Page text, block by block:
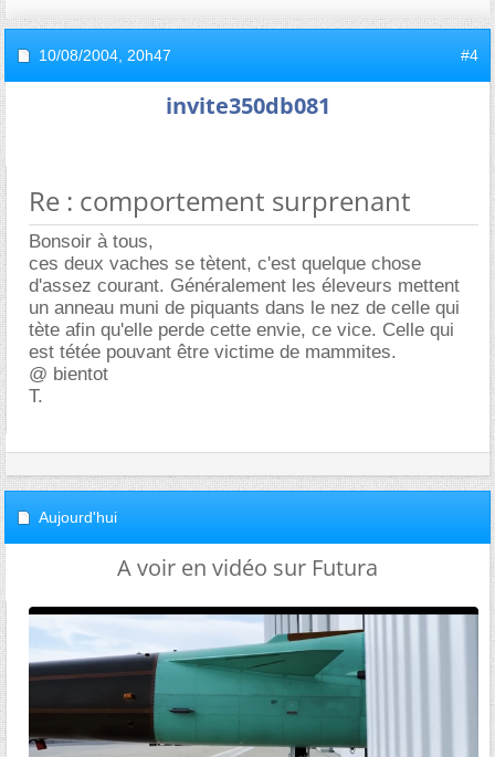
10/08/2004, 20h47 #4
invite350db081
Re : comportement surprenant
Bonsoir à tous,
ces deux vaches se tètent, c'est quelque chose
d'assez courant. Généralement les éleveurs mettent
un anneau muni de piquants dans le nez de celle qui
tète afin qu'elle perde cette envie, ce vice. Celle qui
est tétée pouvant être victime de mammites.
@ bientot
T.
Aujourd'hui
A voir en vidéo sur Futura